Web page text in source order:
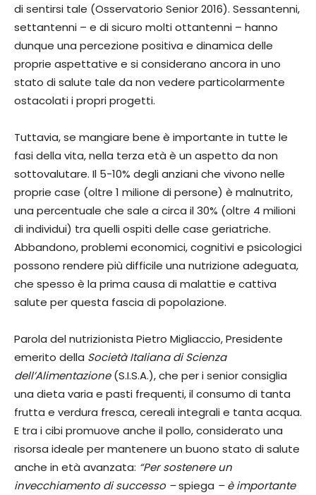
di sentirsi tale (Osservatorio Senior 2016). Sessantenni,
settantenni – e di sicuro molti ottantenni – hanno
dunque una percezione positiva e dinamica delle
proprie aspettative e si considerano ancora in uno
stato di salute tale da non vedere particolarmente
ostacolati i propri progetti.
Tuttavia, se mangiare bene è importante in tutte le
fasi della vita, nella terza età è un aspetto da non
sottovalutare. Il 5-10% degli anziani che vivono nelle
proprie case (oltre 1 milione di persone) è malnutrito,
una percentuale che sale a circa il 30% (oltre 4 milioni
di individui) tra quelli ospiti delle case geriatriche.
Abbandono, problemi economici, cognitivi e psicologici
possono rendere più difficile una nutrizione adeguata,
che spesso è la prima causa di malattie e cattiva
salute per questa fascia di popolazione.
Parola del nutrizionista Pietro Migliaccio, Presidente
emerito della Società Italiana di Scienza
dell’Alimentazione(S.I.S.A.), che per i senior consiglia
una dieta varia e pasti frequenti, il consumo di tanta
frutta e verdura fresca, cereali integrali e tanta acqua.
E tra i cibi promuove anche il pollo, considerato una
risorsa ideale per mantenere un buono stato di salute
anche in età avanzata: “Per sostenere un
invecchiamento di successo –spiega – è importante